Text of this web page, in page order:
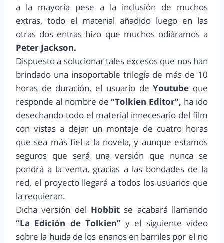
a la mayoría pese a la inclusión de muchos
extras, todo el material añadido luego en las
otras dos entras hizo que muchos odiáramos a
Peter Jackson.
Dispuesto a solucionar tales excesos que nos han
brindado una insoportable trilogía de más de 10
horas de duración, el usuario deYoutube que
responde al nombre de “Tolkien Editor”, ha ido
desechando todo el material innecesario del film
con vistas a dejar un montaje de cuatro horas
que sea más fiel a la novela, y aunque estamos
seguros que será una versión que nunca se
pondrá a la venta, gracias a las bondades de la
red, el proyecto llegará a todos los usuarios que
la requieran.
Dicha versión del Hobbit se acabará llamando
“La Edición de Tolkien”y el siguiente video
sobre la huida de los enanos en barriles por el rio